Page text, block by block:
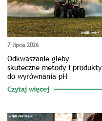
7 lipca 2026
Odkwaszanie gleby –
skuteczne metody i produkty
do wyrównania pH
Czytaj więcej